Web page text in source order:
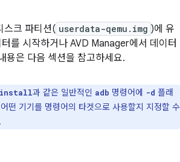
스크 파티션( userdata-qemu.img )에 유
를 시작하거나 AVD Manager에서 데이터
용은 다음 섹션을 참고하세요.
install과 같은 일반적인 adb 명령어에 -d 플래
떤 기기를 명령어의 타겟으로 사용할지 지정할 수